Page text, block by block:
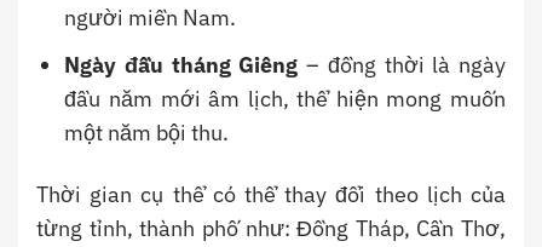
người miền Nam.
Ngày đầu tháng Giêng – đồng thời là ngày
đầu năm mới âm lịch, thể hiện mong muốn
một năm bội thu.
Thời gian cụ thể có thể thay đổi theo lịch của
từng tỉnh, thành phố như: Đồng Tháp, Cần Thơ,